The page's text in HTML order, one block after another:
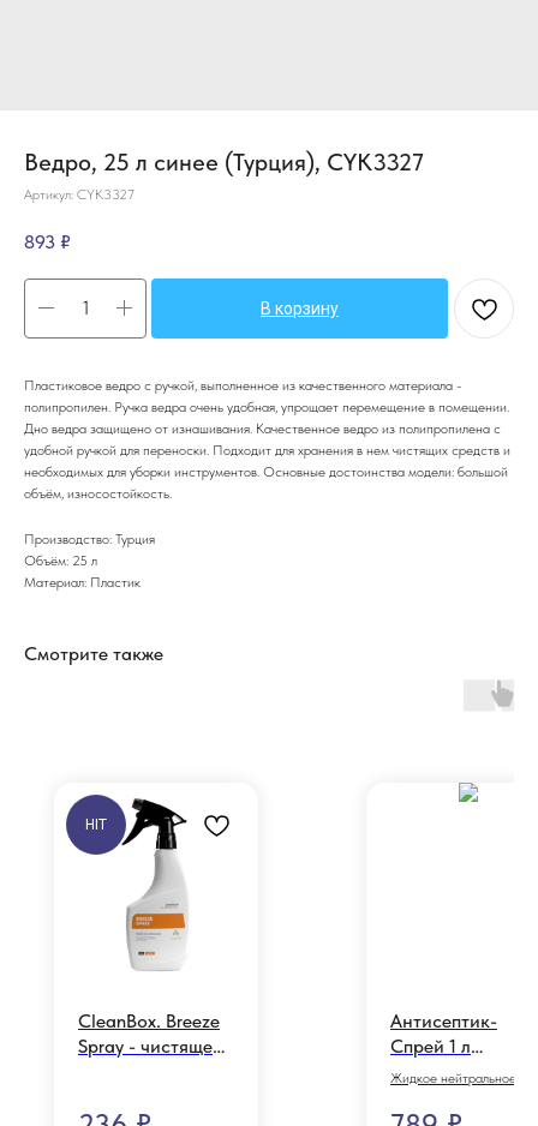
Ведро, 25 л синее (Турция), CYK3327
Артикул: CYK3327
893 ₽
В корзину
Пластиковое ведро с ручкой, выполненное из качественного материала -
полипропилен. Ручка ведра очень удобная, упрощает перемещение в помещении.
Дно ведра защищено от изнашивания. Качественное ведро из полипропилена с
удобной ручкой для переноски. Подходит для хранения в нем чистящих средств и
необходимых для уборки инструментов. Основные достоинства модели: большой
объём, износостойкость.
Производство: Турция
Объём: 25 л
Материал: Пластик
Смотрите также
HIT
CleanBox. Breeze
Spray - чистящее
Антисептик-
Спрей 1 л
(Химитек),
Жидкое нейтральное
дезинфицирующее